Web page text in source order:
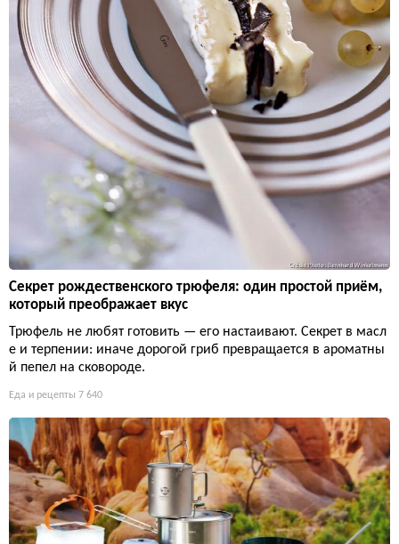
Секрет рождественского трюфеля: один простой приём,
который преображает вкус
Трюфель не любят готовить — его настаивают. Секрет в масл
е и терпении: иначе дорогой гриб превращается в ароматны
й пепел на сковороде.
Еда и рецепты 7 640